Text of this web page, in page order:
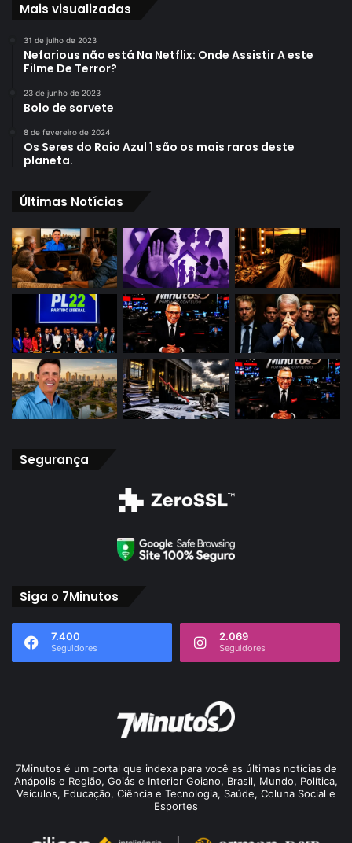
Mais visualizadas
31 de julho de 2023
Nefarious não está Na Netflix: Onde Assistir A este
Filme De Terror?
23 de junho de 2023
Bolo de sorvete
8 de fevereiro de 2024
Os Seres do Raio Azul 1 são os mais raros deste
planeta.
Últimas Notícias
Segurança
Siga o 7Minutos
7.400
Seguidores
2.069
Seguidores
7Minutos é um portal que indexa para você as últimas notícias de
Anápolis e Região, Goiás e Interior Goiano, Brasil, Mundo, Política,
Veículos, Educação, Ciência e Tecnologia, Saúde, Coluna Social e
Esportes